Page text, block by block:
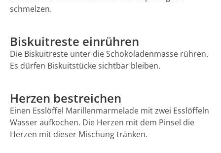
schmelzen.
Biskuitreste einrühren
Die Biskuitreste unter die Schokoladenmasse rühren.
Es dürfen Biskuitstücke sichtbar bleiben.
Herzen bestreichen
Einen Esslöffel Marillenmarmelade mit zwei Esslöffeln
Wasser aufkochen. Die Herzen mit dem Pinsel die
Herzen mit dieser Mischung tränken.